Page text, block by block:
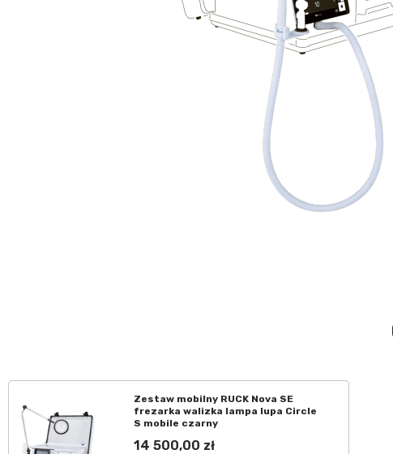
Zestaw mobilny RUCK Nova SE
frezarka walizka lampa lupa Circle
S mobile czarny
14 500,00 zł